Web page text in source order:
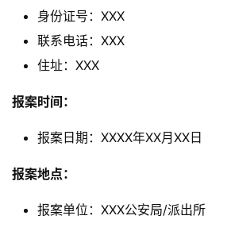
身份证号：XXX
联系电话：XXX
住址：XXX
报案时间：
报案日期：XXXX年XX月XX日
报案地点：
报案单位：XXX公安局/派出所